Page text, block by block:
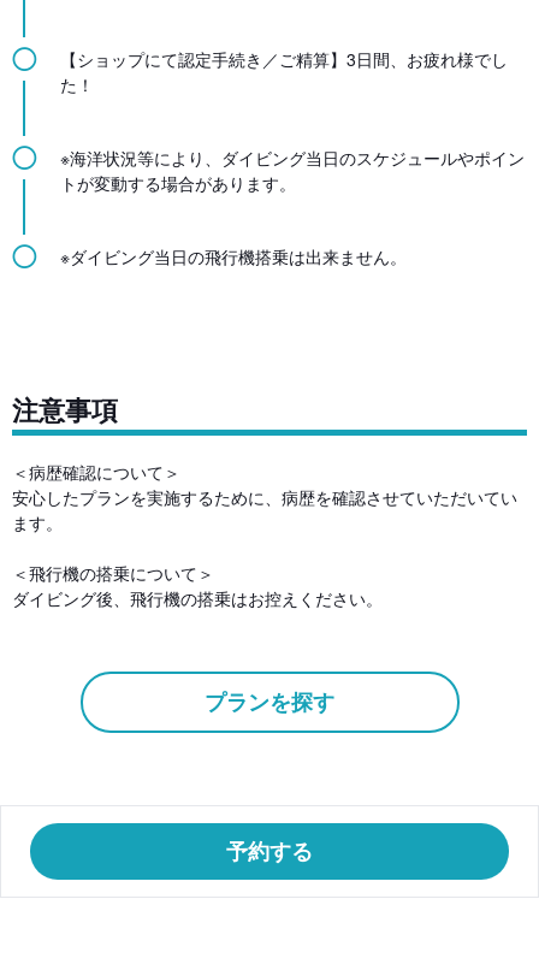
◯
【ショップにて認定手続き／ご精算】3日間、お疲れ様でし
た！
◯
※海洋状況等により、ダイビング当日のスケジュールやポイン
トが変動する場合があります。
◯ ※ダイビング当日の飛行機搭乗は出来ません。
注意事項
＜病歴確認について＞
安心したプランを実施するために、病歴を確認させていただいてい
ます。
＜飛行機の搭乗について＞
ダイビング後、飛行機の搭乗はお控えください。
プランを探す
予約する